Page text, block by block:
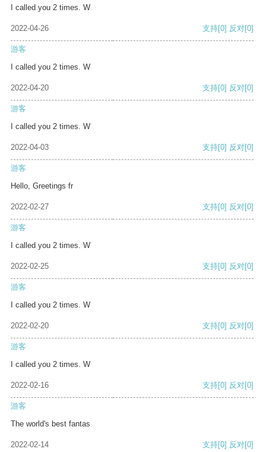
I called you 2 times. W
2022-04-26 支持[0] 反对[0]
游客
I called you 2 times. W
2022-04-20 支持[0] 反对[0]
游客
I called you 2 times. W
2022-04-03 支持[0] 反对[0]
游客
Hello, Greetings fr
2022-02-27 支持[0] 反对[0]
游客
I called you 2 times. W
2022-02-25 支持[0] 反对[0]
游客
I called you 2 times. W
2022-02-20 支持[0] 反对[0]
游客
I called you 2 times. W
2022-02-16 支持[0] 反对[0]
游客
The world's best fantas
2022-02-14 支持[0] 反对[0]